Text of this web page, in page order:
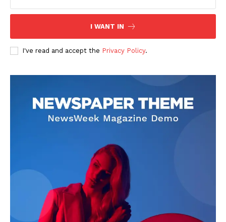
I WANT IN
I've read and accept the Privacy Policy.